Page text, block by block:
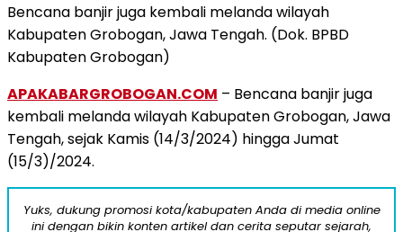
Bencana banjir juga kembali melanda wilayah
Kabupaten Grobogan, Jawa Tengah. (Dok. BPBD
Kabupaten Grobogan)
APAKABARGROBOGAN.COM – Bencana banjir juga
kembali melanda wilayah Kabupaten Grobogan, Jawa
Tengah, sejak Kamis (14/3/2024) hingga Jumat
(15/3)/2024.
Yuks, dukung promosi kota/kabupaten Anda di media online
ini dengan bikin konten artikel dan cerita seputar sejarah,